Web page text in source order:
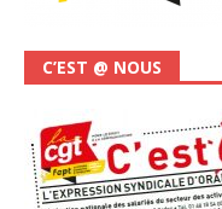
C’EST @ NOUS